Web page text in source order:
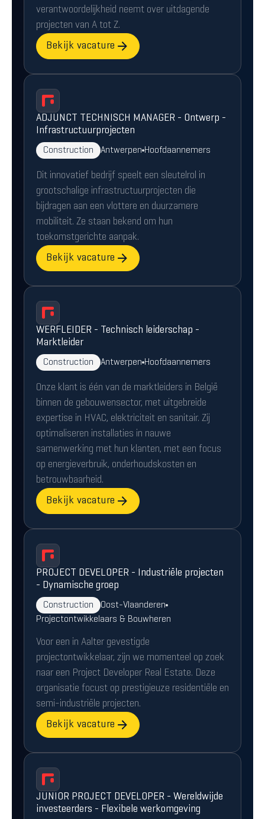
verantwoordelijkheid neemt over uitdagende
projecten van A tot Z.
Bekijk vacature
ADJUNCT TECHNISCH MANAGER - Ontwerp -
Infrastructuurprojecten
Construction Antwerpen Hoofdaannemers
Dit innovatief bedrijf speelt een sleutelrol in
grootschalige infrastructuurprojecten die
bijdragen aan een vlottere en duurzamere
mobiliteit. Ze staan bekend om hun
toekomstgerichte aanpak.
Bekijk vacature
WERFLEIDER - Technisch leiderschap -
Marktleider
Construction Antwerpen Hoofdaannemers
Onze klant is één van de marktleiders in België
binnen de gebouwensector, met uitgebreide
expertise in HVAC, elektriciteit en sanitair. Zij
optimaliseren installaties in nauwe
samenwerking met hun klanten, met een focus
op energieverbruik, onderhoudskosten en
betrouwbaarheid.
Bekijk vacature
PROJECT DEVELOPER - Industriële projecten
- Dynamische groep
Construction
Oost-Vlaanderen
Projectontwikkelaars & Bouwheren
Voor een in Aalter gevestigde
projectontwikkelaar, zijn we momenteel op zoek
naar een Project Developer Real Estate. Deze
organisatie focust op prestigieuze residentiële en
semi-industriële projecten.
Bekijk vacature
JUNIOR PROJECT DEVELOPER - Wereldwijde
investeerders - Flexibele werkomgeving